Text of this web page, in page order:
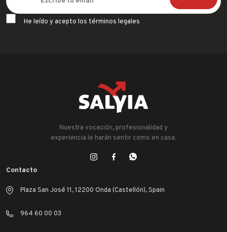
He leído y acepto los términos legales
Nuestra vocación, profesionalidad y
experiencia le harán sentir como en casa.
Contacto
Plaza San José 11, 12200 Onda (Castellón), Spain
964 60 00 03